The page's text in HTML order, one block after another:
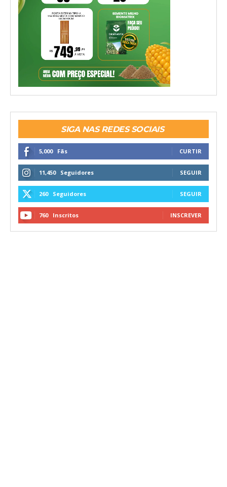
SIGA NAS REDES SOCIAIS
5,000 Fãs CURTIR
11,450 Seguidores SEGUIR
260 Seguidores SEGUIR
760 Inscritos INSCREVER